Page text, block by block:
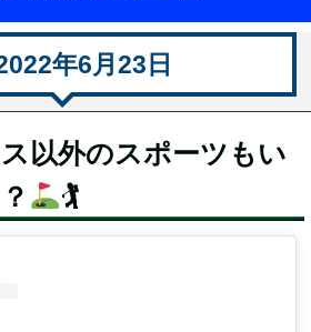
年6月23日
以外のスポーツもい
🏌